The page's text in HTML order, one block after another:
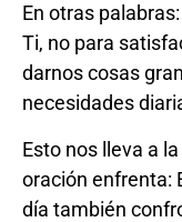
En otras
Ti, no para
darnos cosas
necesidades
Esto nos lleva a
oración enfrenta:
día también